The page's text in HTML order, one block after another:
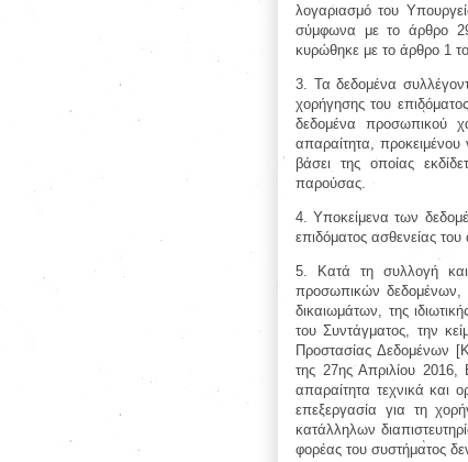
λογαριασμό του
σύμφωνα με το άρθρο
κυρώθηκε με το άρθρο 1
3. Τα δεδομένα
χορήγησης του
δεδομένα προσωπικού
απαραίτητα, προκειμένου
βάσει της οποίας
παρούσας.
4. Υποκείμενα των
επιδόματος ασθενείας
5. Κατά τη συλλογή
προσωπικών δεδομένων,
δικαιωμάτων, της
του Συντάγματος, την
Προστασίας Δεδομένων
της 27ης Απριλίου
απαραίτητα τεχνικά και
επεξεργασία για τη
κατάλληλων
φορέας του συστήματος